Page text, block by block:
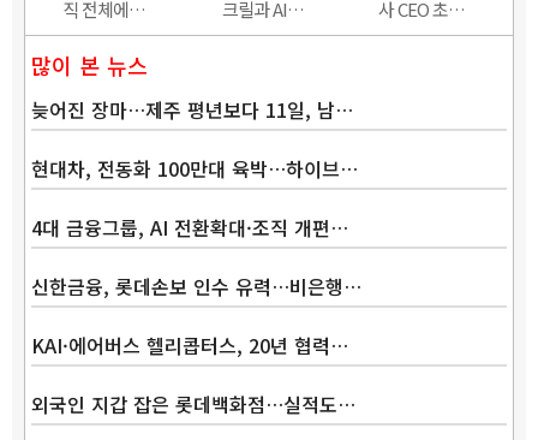
직 전체에…
크릴과 AI…
사 CEO 초…
많이 본 뉴스
늦어진 장마…제주 평년보다 11일, 남…
현대차, 전동화 100만대 육박…하이브…
4대 금융그룹, AI 전환확대·조직 개편…
신한금융, 롯데손보 인수 유력…비은행…
KAI·에어버스 헬리콥터스, 20년 협력…
외국인 지갑 잡은 롯데백화점…실적도…